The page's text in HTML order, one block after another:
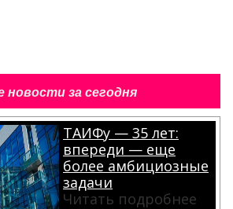
новости за сегодня
ТАИФу — 35 лет:
впереди — еще
более амбициозные
задачи
Читать подробнее